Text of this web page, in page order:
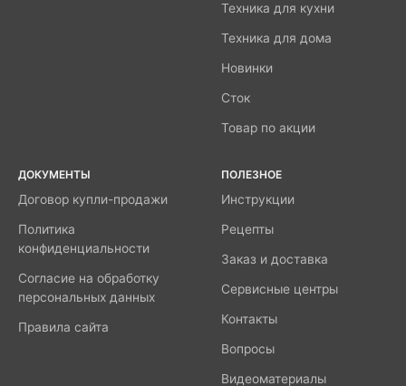
Техника для кухни
Техника для дома
Новинки
Сток
Товар по акции
ДОКУМЕНТЫ
Договор купли-продажи
Политика
конфиденциальности
Согласие на обработку
персональных данных
Правила сайта
ПОЛЕЗНОЕ
Инструкции
Рецепты
Заказ и доставка
Сервисные центры
Контакты
Вопросы
Видеоматериалы